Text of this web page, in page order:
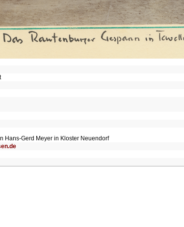
Hans-Gerd Meyer in Kloster Neuendorf